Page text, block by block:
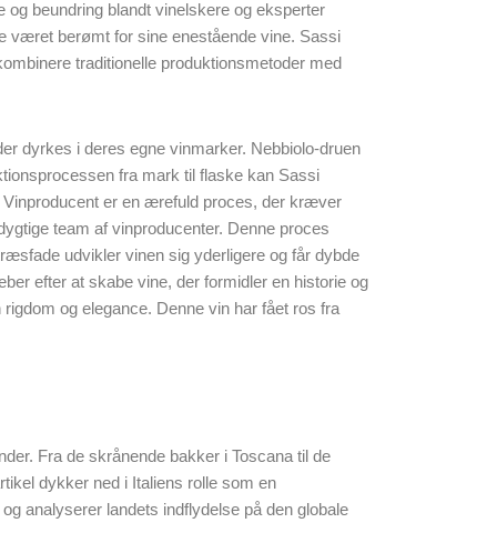
beundring blandt vinelskere og eksperter
været berømt for sine enestående vine. Sassi
traditionelle produktionsmetoder med
dyrkes i deres egne vinmarker. Nebbiolo-druen
fra mark til flaske kan Sassi
er en ærefuld proces, der kræver
team af vinproducenter. Denne proces
udvikler vinen sig yderligere og får dybde
efter at skabe vine, der formidler en historie og
og elegance. Denne vin har fået ros fra
Fra de skrånende bakker i Toscana til de
dykker ned i Italiens rolle som en
analyserer landets indflydelse på den globale